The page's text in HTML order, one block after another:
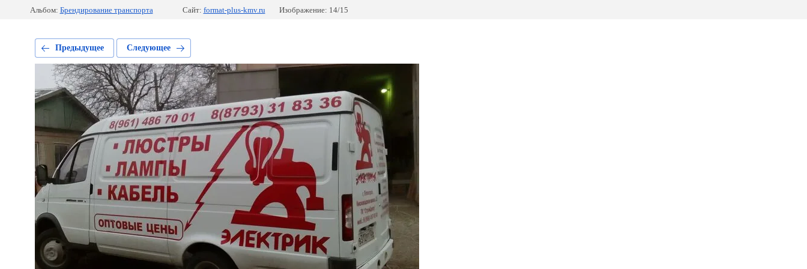
Альбом: Брендирование транспорта Сайт: format-plus-kmv.ru Изображение: 14/15
Предыдущее Следующее